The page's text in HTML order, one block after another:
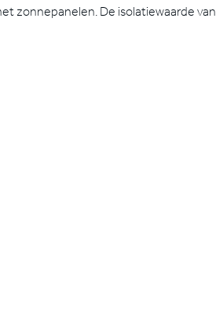
zonnepanelen. De isolatiewaarde van